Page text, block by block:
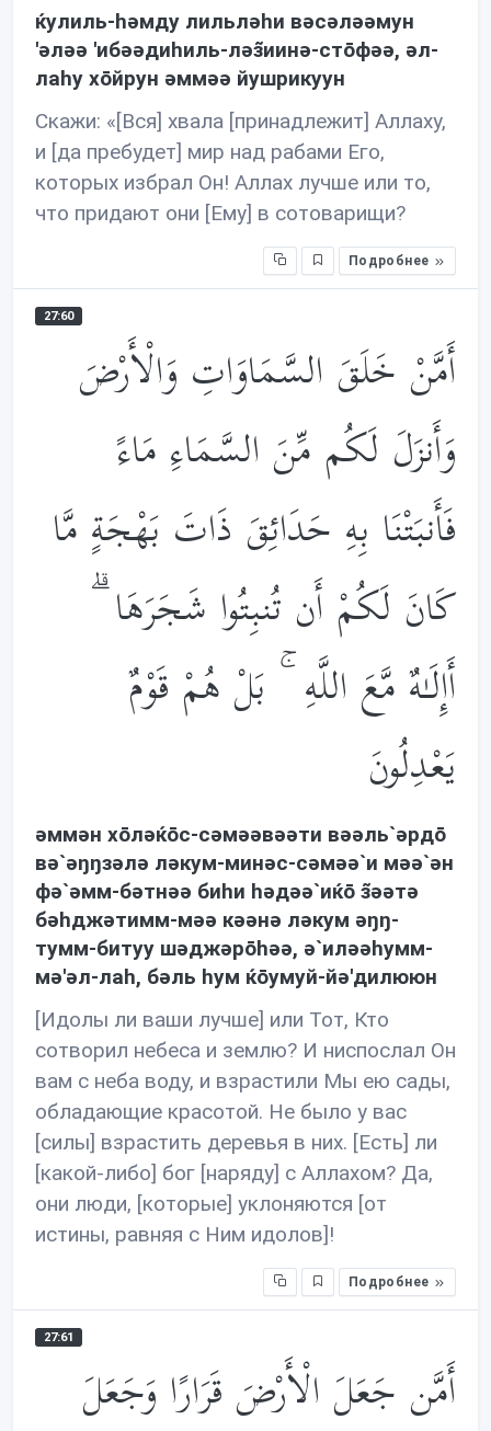
ќулиль-həмду лильлəhи вəсəлəəмун
'əлəə 'ибəəдиhиль-лəз̃иинə-стōфəə, əл-
лаhу хōйрун əммəə йушрикуун
Скажи: «[Вся] хвала [принадлежит] Аллаху,
и [да пребудет] мир над рабами Его,
которых избрал Он! Аллах лучше или то,
что придают они [Ему] в сотоварищи?
Подробнее
27:60
أَمَّنْ خَلَقَ السَّمَاوَاتِ وَالْأَرْضَ
وَأَنزَلَ لَكُم مِّنَ السَّمَاءِ مَاءً
فَأَنبَتْنَا بِهِ حَدَائِقَ ذَاتَ بَهْجَةٍ مَّا
كَانَ لَكُمْ أَن تُنبِتُوا شَجَرَهَا ۗ
أَإِلَـٰهٌ مَّعَ اللَّهِ ۚ بَلْ هُمْ قَوْمٌ
يَعْدِلُونَ
əммəн хōлəќōс-сəмəəвəəти вəəль`əрдō
вə`əŋŋзəлə лəкум-минəс-сəмəə`и мəə`əн
фə`əмм-бəтнəə биhи həдəə`иќō з̃əəтə
бəhджəтимм-мəə кəəнə лəкум əŋŋ-
тумм-битуу шəджəрōhəə, ə`илəəhумм-
мə'əл-лаh, бəль hум ќōумуй-йə'дилююн
[Идолы ли ваши лучше] или Тот, Кто
сотворил небеса и землю? И ниспослал Он
вам с неба воду, и взрастили Мы ею сады,
обладающие красотой. Не было у вас
[силы] взрастить деревья в них. [Есть] ли
[какой-либо] бог [наряду] с Аллахом? Да,
они люди, [которые] уклоняются [от
истины, равняя с Ним идолов]!
Подробнее
27:61
أَمَّن جَعَلَ الْأَرْضَ قَرَارًا وَجَعَلَ